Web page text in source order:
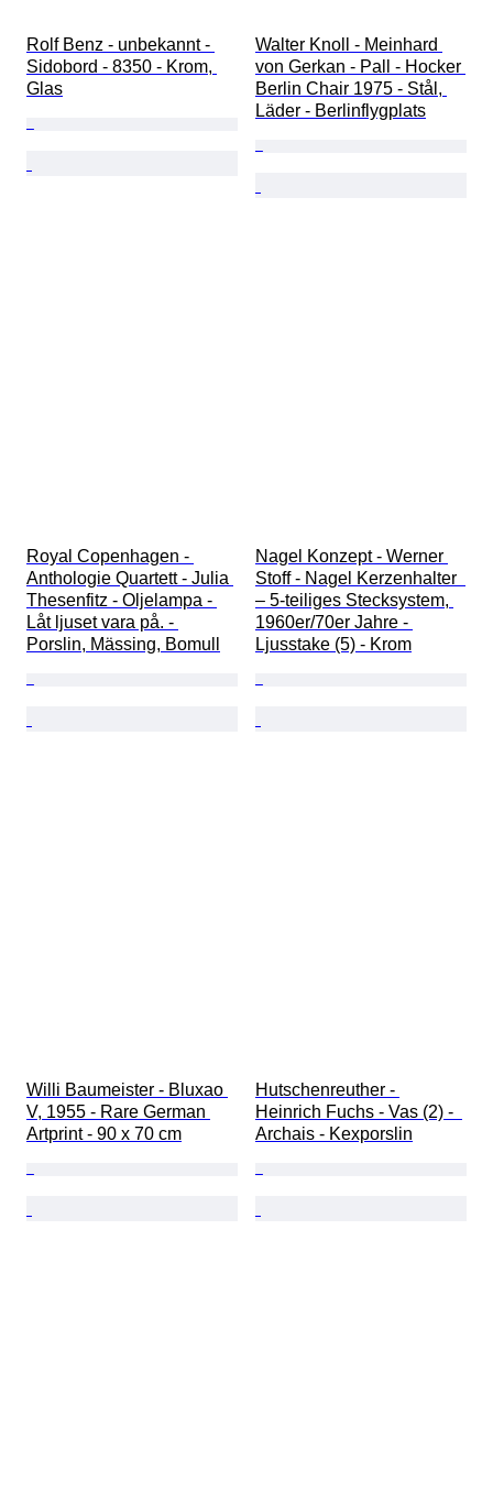
Rolf Benz - unbekannt -
Sidobord - 8350 - Krom,
Glas
Walter Knoll - Meinhard
von Gerkan - Pall - Hocker
Berlin Chair 1975 - Stål,
Läder - Berlinflygplats
Royal Copenhagen -
Anthologie Quartett - Julia
Thesenfitz - Oljelampa -
Låt ljuset vara på. -
Porslin, Mässing, Bomull
Nagel Konzept - Werner
Stoff - Nagel Kerzenhalter
– 5-teiliges Stecksystem,
1960er/70er Jahre -
Ljusstake (5) - Krom
Willi Baumeister - Bluxao
V, 1955 - Rare German
Artprint - 90 x 70 cm
Hutschenreuther -
Heinrich Fuchs - Vas (2) -
Archais - Kexporslin